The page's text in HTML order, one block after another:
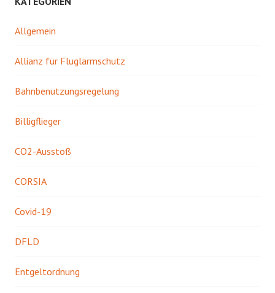
Allgemein
Allianz für Fluglärmschutz
Bahnbenutzungsregelung
Billigflieger
CO2-Ausstoß
CORSIA
Covid-19
DFLD
Entgeltordnung